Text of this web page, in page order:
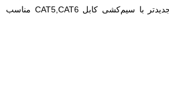
اغلب برای ساختمان‌های جدیدتر با سیم‌کشی کابل CAT5,CAT6 مناسب